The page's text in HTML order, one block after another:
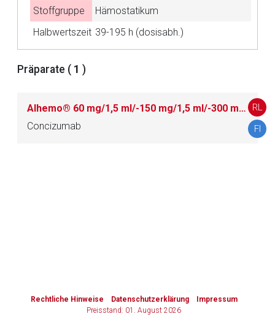
Stoffgruppe
Hämostatikum
Halbwertszeit 39-195 h (dosisabh.)
Präparate ( 1 )
Alhemo® 60 mg/1,5 ml/-150 mg/1,5 ml/-300 mg/3ml Injektionslösung im Fertigpen
Concizumab
RL
FI
Rechtliche Hinweise Datenschutzerklärung
Impressum
Preisstand: 01. August 2026
Seite. Für die Inhalte der externen Web-Seite ist deren
Betreiber verantwortlich. Ebenso gelten dort ggf. andere
Datenschutzbestimmungen.